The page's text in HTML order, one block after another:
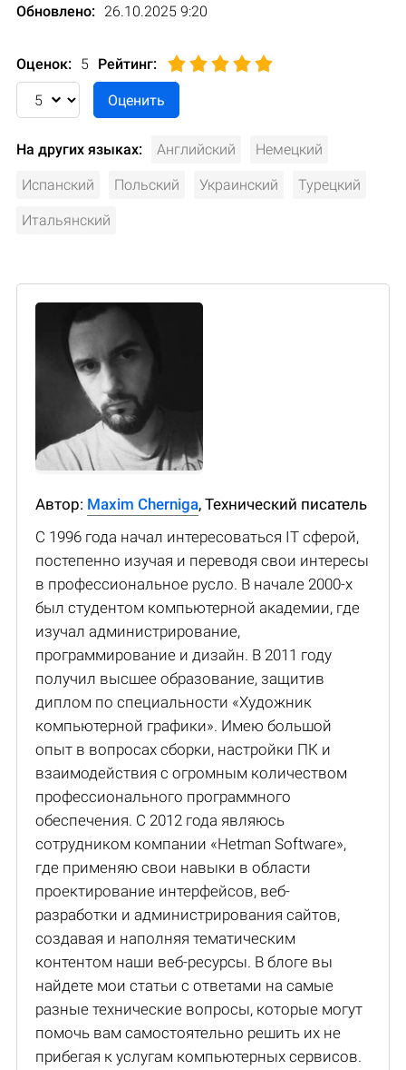
Обновлено: 26.10.2025 9:20
Оценок: 5 Рейтинг:
На других языках: Английский Немецкий
Испанский Польский Украинский Турецкий
Итальянский
Автор: Maxim Cherniga, Технический писатель
С 1996 года начал интересоваться IT сферой,
постепенно изучая и переводя свои интересы
в профессиональное русло. В начале 2000-х
был студентом компьютерной академии, где
изучал администрирование,
программирование и дизайн. В 2011 году
получил высшее образование, защитив
диплом по специальности «Художник
компьютерной графики». Имею большой
опыт в вопросах сборки, настройки ПК и
взаимодействия с огромным количеством
профессионального программного
обеспечения. С 2012 года являюсь
сотрудником компании «Hetman Software»,
где применяю свои навыки в области
проектирование интерфейсов, веб-
разработки и администрирования сайтов,
создавая и наполняя тематическим
контентом наши веб-ресурсы. В блоге вы
найдете мои статьи с ответами на самые
разные технические вопросы, которые могут
помочь вам самостоятельно решить их не
прибегая к услугам компьютерных сервисов.